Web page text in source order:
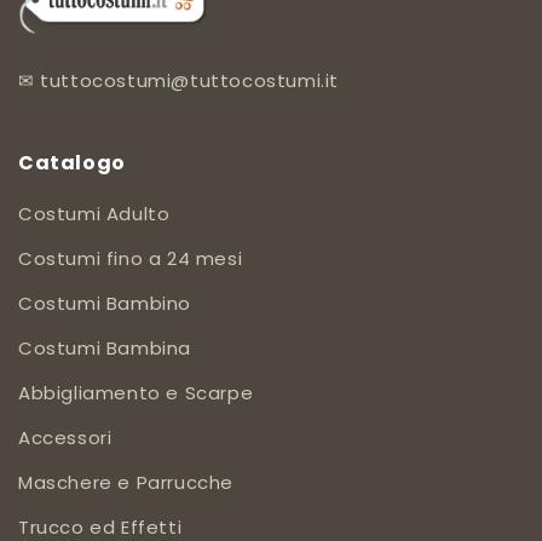
✉ tuttocostumi@tuttocostumi.it
Catalogo
Costumi Adulto
Costumi fino a 24 mesi
Costumi Bambino
Costumi Bambina
Abbigliamento e Scarpe
Accessori
Maschere e Parrucche
Trucco ed Effetti